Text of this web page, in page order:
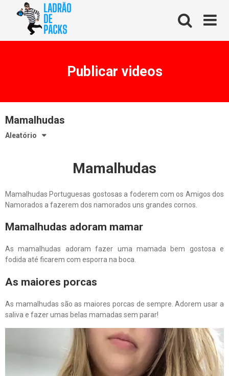
Publicar videos
Mamalhudas
Aleatório
Mamalhudas
Mamalhudas Portuguesas gostosas a foderem com os Amigos dos
Namorados a fazerem dos namorados uns grandes cornos.
Mamalhudas adoram mamar
As mamalhudas adoram fazer uma mamada bem gostosa e
fodida até ficarem com esporra na boca.
As maiores porcas
As mamalhudas são as maiores porcas de sempre. Adorem usar a
saliva e fazer umas belas mamadas sem parar!